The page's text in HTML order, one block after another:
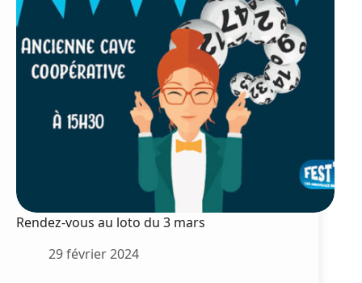
Rendez-vous au loto du 3 mars
29 février 2024